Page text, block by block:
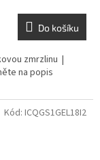
A
Do košíku
zmrzlinu |
na popis
Kód: ICQGS1GEL18I2